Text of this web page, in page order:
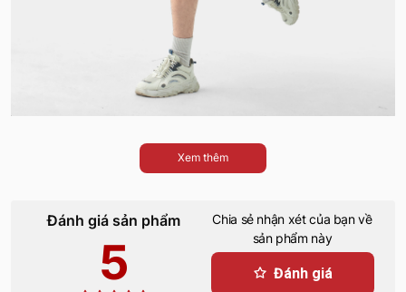
Xem thêm
Đánh giá sản phẩm
5
Chia sẻ nhận xét của bạn về
sản phẩm này
Đánh giá